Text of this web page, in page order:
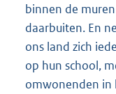
binnen de
daarbuiten. En
ons land zich
op hun school,
omwonenden in